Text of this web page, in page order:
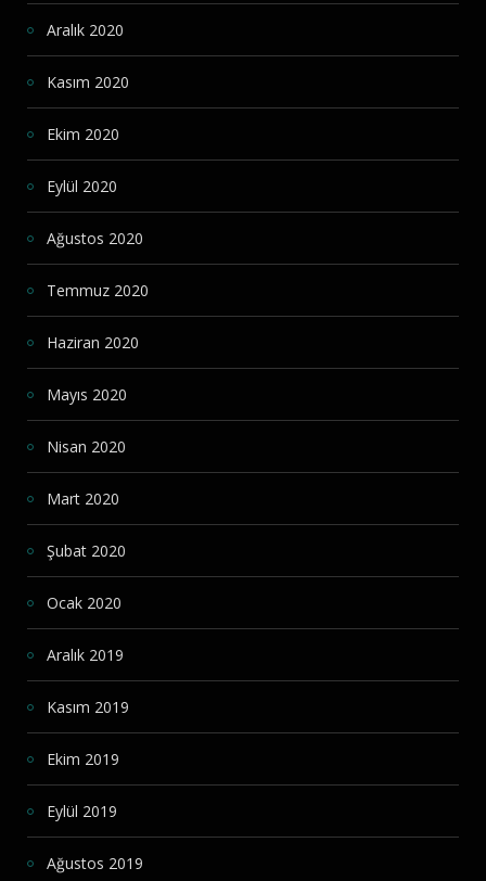
Aralık 2020
Kasım 2020
Ekim 2020
Eylül 2020
Ağustos 2020
Temmuz 2020
Haziran 2020
Mayıs 2020
Nisan 2020
Mart 2020
Şubat 2020
Ocak 2020
Aralık 2019
Kasım 2019
Ekim 2019
Eylül 2019
Ağustos 2019